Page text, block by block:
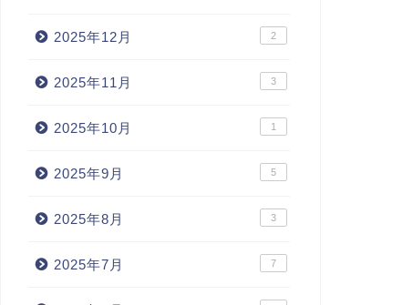
2025年12月 2
2025年11月 3
2025年10月 1
2025年9月 5
2025年8月 3
2025年7月 7